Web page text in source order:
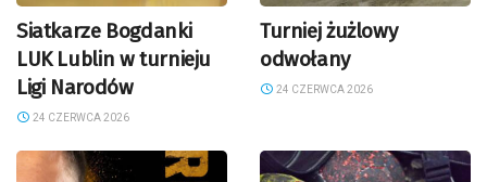
Siatkarze Bogdanki
LUK Lublin w turnieju
Ligi Narodów
24 CZERWCA 2026
Turniej żużlowy
odwołany
24 CZERWCA 2026